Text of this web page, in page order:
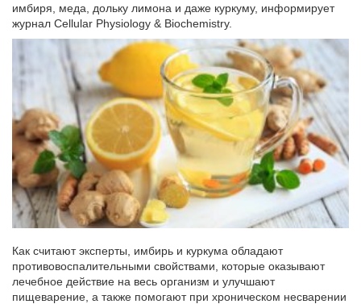
имбиря, меда, дольку лимона и даже куркуму, информирует
журнал Cellular Physiology & Biochemistry.
Как считают эксперты, имбирь и куркума обладают
противовоспалительными свойствами, которые оказывают
лечебное действие на весь организм и улучшают
пищеварение, а также помогают при хроническом несварении